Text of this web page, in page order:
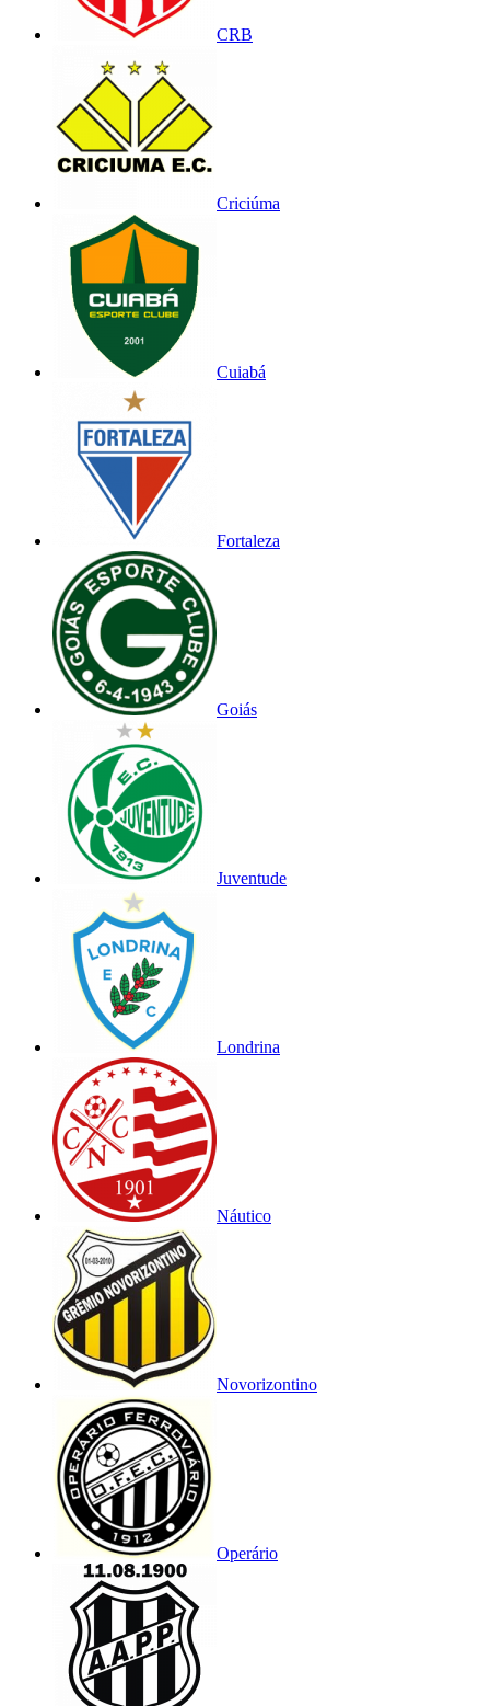
CRB
Criciúma
Cuiabá
Fortaleza
Goiás
Juventude
Londrina
Náutico
Novorizontino
Operário